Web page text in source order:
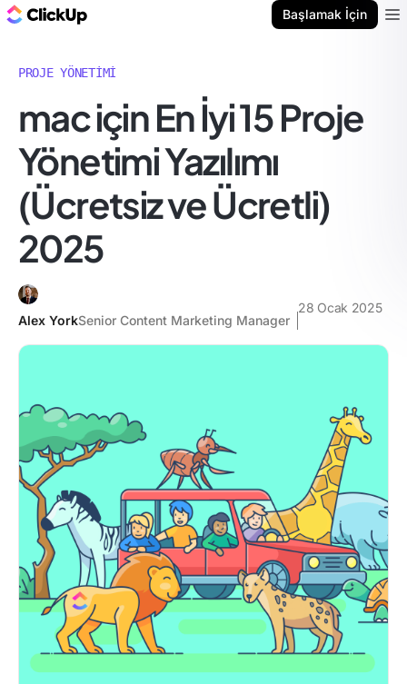
Başlamak İçin
PROJE YÖNETIMI
mac için En İyi 15 Proje
Yönetimi Yazılımı
(Ücretsiz ve Ücretli)
2025
Alex YorkSenior Content Marketing Manager
28 Ocak 2025